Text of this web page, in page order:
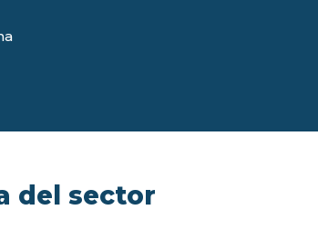
del sector